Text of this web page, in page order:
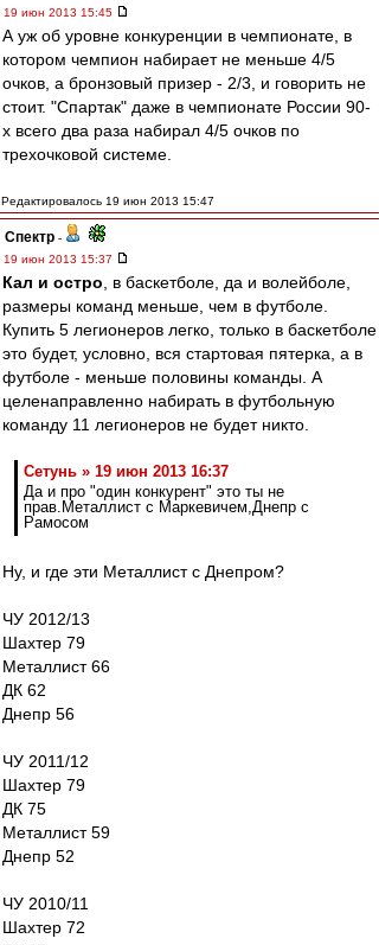
19 июн 2013 15:45
А уж об уровне конкуренции в чемпионате, в
котором чемпион набирает не меньше 4/5
очков, а бронзовый призер - 2/3, и говорить не
стоит. "Спартак" даже в чемпионате России 90-
х всего два раза набирал 4/5 очков по
трехочковой системе.
Редактировалось 19 июн 2013 15:47
Спектр -
19 июн 2013 15:37
Кал и остро , в баскетболе, да и волейболе,
размеры команд меньше, чем в футболе.
Купить 5 легионеров легко, только в баскетболе
это будет, условно, вся стартовая пятерка, а в
футболе - меньше половины команды. А
целенаправленно набирать в футбольную
команду 11 легионеров не будет никто.
Сетунь » 19 июн 2013 16:37
Да и про "один конкурент" это ты не
прав.Металлист с Маркевичем,Днепр с
Рамосом
Ну, и где эти Металлист с Днепром?
ЧУ 2012/13
Шахтер 79
Металлист 66
ДК 62
Днепр 56
ЧУ 2011/12
Шахтер 79
ДК 75
Металлист 59
Днепр 52
ЧУ 2010/11
Шахтер 72